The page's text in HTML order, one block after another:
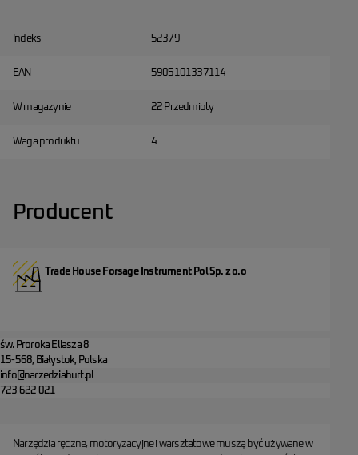
Indeks 52379
EAN 5905101337114
W magazynie 22 Przedmioty
Waga produktu 4
Producent
Trade House Forsage Instrument Pol Sp. z o.o
św. Proroka Eliasza 8
15-568, Białystok, Polska
info@narzedziahurt.pl
723 622 021
Narzędzia ręczne, motoryzacyjne i warsztatowe muszą być używane w